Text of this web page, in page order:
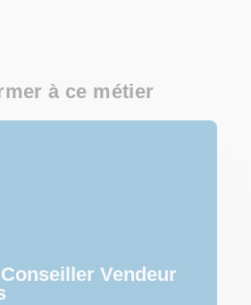
à ce métier
Vendeur